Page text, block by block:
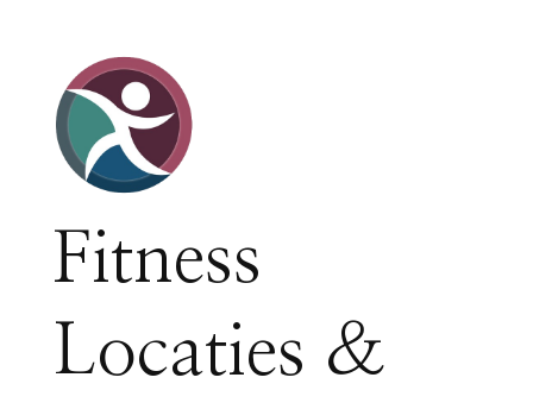
Fitness
Locaties &